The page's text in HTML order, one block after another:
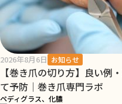
2026年8月6日 お知らせ
【巻き爪の切り方】良い例
て予防｜巻き爪専門ラボ
ペディグラス、化膿